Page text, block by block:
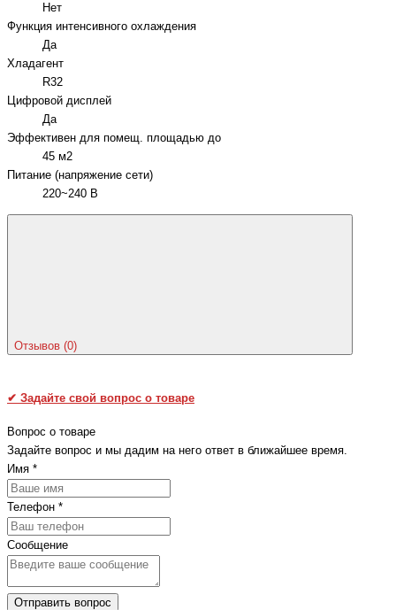
Нет
Функция интенсивного охлаждения
Да
Хладагент
R32
Цифровой дисплей
Да
Эффективен для помещ. площадью до
45 м2
Питание (напряжение сети)
220~240 В
Отзывов (0)
✔ Задайте свой вопрос о товаре
Вопрос о товаре
Задайте вопрос и мы дадим на него ответ в ближайшее время.
Имя *
Телефон *
Сообщение
Отправить вопрос